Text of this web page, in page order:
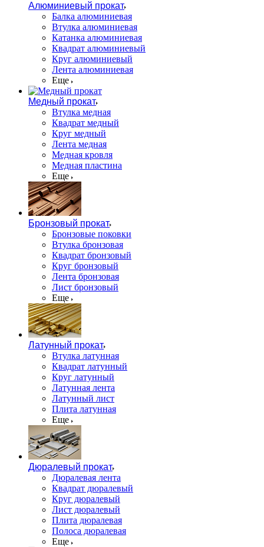
Алюминиевый прокат
Балка алюминиевая
Втулка алюминиевая
Катанка алюминиевая
Квадрат алюминиевый
Круг алюминиевый
Лента алюминиевая
Еще
Медный прокат
Втулка медная
Квадрат медный
Круг медный
Лента медная
Медная кровля
Медная пластина
Еще
Бронзовый прокат
Бронзовые поковки
Втулка бронзовая
Квадрат бронзовый
Круг бронзовый
Лента бронзовая
Лист бронзовый
Еще
Латунный прокат
Втулка латунная
Квадрат латунный
Круг латунный
Латунная лента
Латунный лист
Плита латунная
Еще
Дюралевый прокат
Дюралевая лента
Квадрат дюралевый
Круг дюралевый
Лист дюралевый
Плита дюралевая
Полоса дюралевая
Еще